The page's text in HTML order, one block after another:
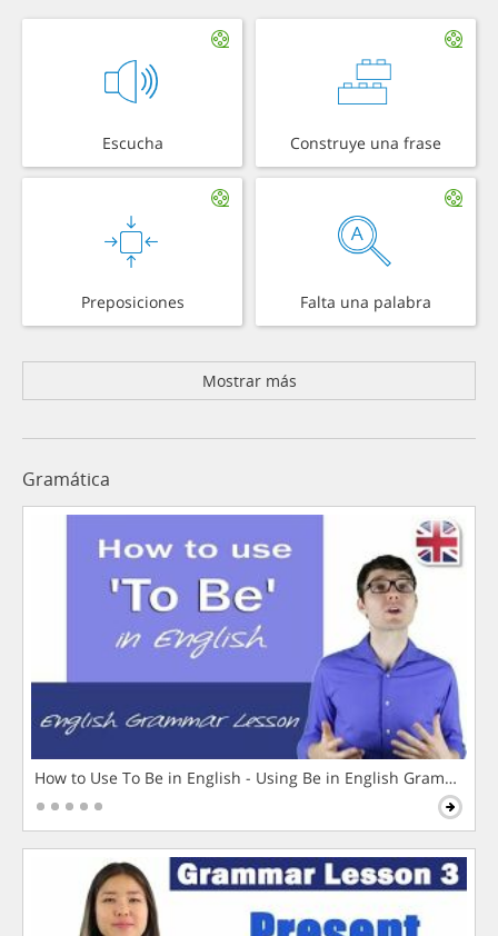
Escucha Construye una frase
Preposiciones Falta una palabra
Mostrar más
Gramática
How to Use To Be in English - Using Be in English Grammar